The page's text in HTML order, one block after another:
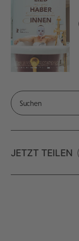
JETZT TEILEN